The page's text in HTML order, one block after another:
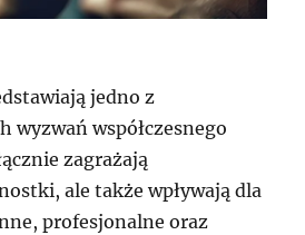
jedno z
wyzwań współczesnego
zagrażają
ale także wpływają dla
profesjonalne oraz